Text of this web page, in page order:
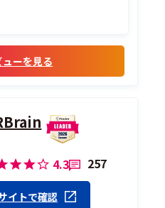
ューを見る
4.3 257
イトで確認